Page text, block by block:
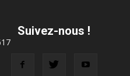
Suivez-nous !